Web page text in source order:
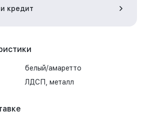
кредит
белый/амаретто
ЛДСП, металл